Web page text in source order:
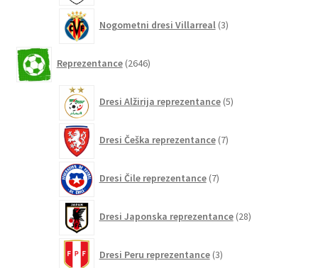
Nogometni dresi Villarreal 3izdelki
Reprezentance 2646izdelkov
Dresi Alžirija reprezentance 5izdelkov
Dresi Češka reprezentance 7izdelkov
Dresi Čile reprezentance 7izdelkov
Dresi Japonska reprezentance 28izdelkov
Dresi Peru reprezentance 3izdelki